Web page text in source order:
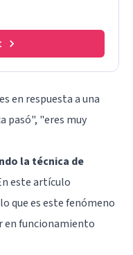
en respuesta a una
pasó", "eres muy
la técnica de
este artículo
que es este fenómeno
en funcionamiento